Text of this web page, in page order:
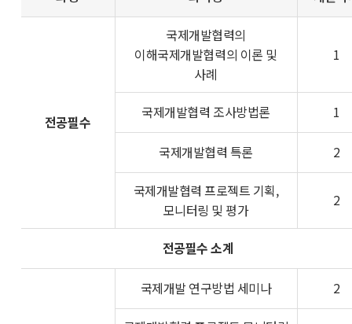
전공필수
국제개발협력의
이해국제개발협력의 이론 및
사례
1
국제개발협력 조사방법론 1
국제개발협력 특론 2
국제개발협력 프로젝트 기획,
모니터링 및 평가
2
전공필수 소계
국제개발 연구방법 세미나 2